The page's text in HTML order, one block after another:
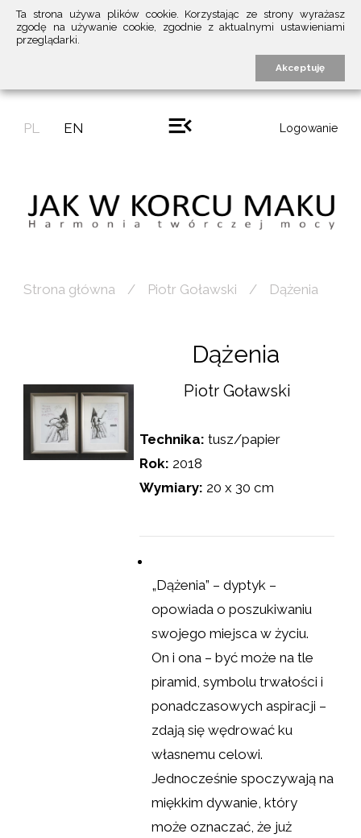
Ta strona używa plików cookie. Korzystając ze strony wyrażasz
zgodę na używanie cookie, zgodnie z aktualnymi ustawieniami
przeglądarki.
Akceptuję
PL EN Logowanie
Strona główna Piotr Goławski Dążenia
Dążenia
Piotr Goławski
Technika:tusz/papier
Rok: 2018
Wymiary: 20 x 30 cm
„Dążenia” – dyptyk –
opowiada o poszukiwaniu
swojego miejsca w życiu.
On i ona – być może na tle
piramid, symbolu trwałości i
ponadczasowych aspiracji –
zdają się wędrować ku
własnemu celowi.
Jednocześnie spoczywają na
miękkim dywanie, który
może oznaczać, że już